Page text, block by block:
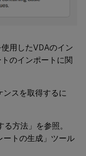
用したVDAのイン
のインポートに関
ンスを取得するに
方法」を参照。
ートの生成」ツール